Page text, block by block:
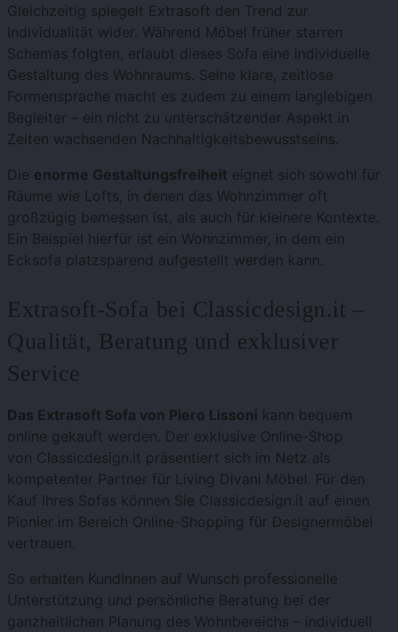
Gleichzeitig spiegelt Extrasoft den Trend zur
Individualität wider. Während Möbel früher starren
Schemas folgten, erlaubt dieses Sofa eine individuelle
Gestaltung des Wohnraums. Seine klare, zeitlose
Formensprache macht es zudem zu einem langlebigen
Begleiter – ein nicht zu unterschätzender Aspekt in
Zeiten wachsenden Nachhaltigkeitsbewusstseins.
Die enorme Gestaltungsfreiheit eignet sich sowohl für
Räume wie Lofts, in denen das Wohnzimmer oft
großzügig bemessen ist, als auch für kleinere Kontexte.
Ein Beispiel hierfür ist ein Wohnzimmer, in dem ein
Ecksofa platzsparend aufgestellt werden kann.
Extrasoft-Sofa bei Classicdesign.it –
Qualität, Beratung und exklusiver
Service
Das Extrasoft Sofa von Piero Lissoni kann bequem
online gekauft werden. Der exklusive Online-Shop
von Classicdesign.it präsentiert sich im Netz als
kompetenter Partner für Living Divani Möbel. Für den
Kauf Ihres Sofas können Sie Classicdesign.it auf einen
Pionier im Bereich Online-Shopping für Designermöbel
vertrauen.
So erhalten KundInnen auf Wunsch professionelle
Unterstützung und persönliche Beratung bei der
ganzheitlichen Planung des Wohnbereichs – individuell